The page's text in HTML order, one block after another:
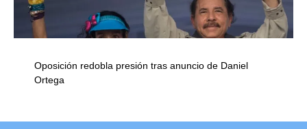
Oposición redobla presión tras anuncio de Daniel
Ortega